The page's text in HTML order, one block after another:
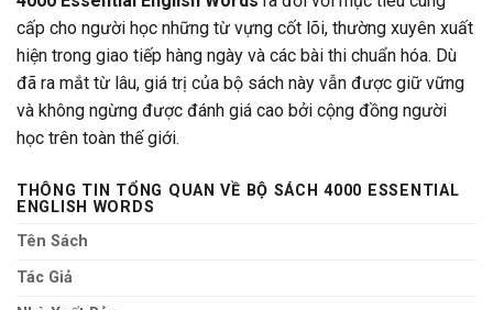
cấp cho người học những từ vựng cốt lõi, thường xuyên xuất
hiện trong giao tiếp hàng ngày và các bài thi chuẩn hóa. Dù
đã ra mắt từ lâu, giá trị của bộ sách này vẫn được giữ vững
và không ngừng được đánh giá cao bởi cộng đồng người
học trên toàn thế giới.
THÔNG TIN TỔNG QUAN VỀ BỘ SÁCH 4000 ESSENTIAL
ENGLISH WORDS
Tên Sách
Tác Giả